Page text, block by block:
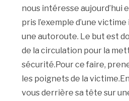
nous intéresse aujourd’hui
pris l’exemple d’une
une autoroute. Le but est
de la circulation pour la
sécurité.Pour ce faire,
les poignets de la
vous derrière sa tête sur